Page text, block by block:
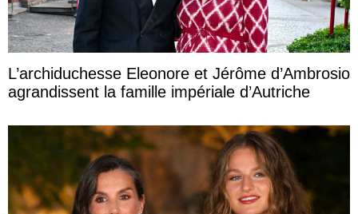
L’archiduchesse Eleonore et Jérôme d’Ambrosio
agrandissent la famille impériale d’Autriche